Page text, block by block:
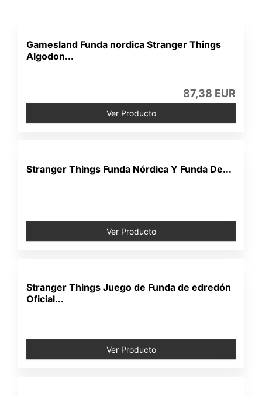
Gamesland Funda nordica Stranger Things
Algodon...
87,38 EUR
Ver Producto
Stranger Things Funda Nórdica Y Funda De...
Ver Producto
Stranger Things Juego de Funda de edredón
Oficial...
Ver Producto